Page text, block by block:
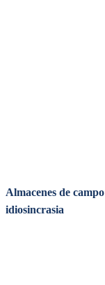
Almacenes de
idiosincrasia